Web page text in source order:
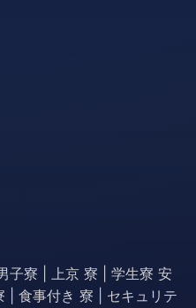
子寮 | 上京 寮 | 学生寮 安
| 食事付き 寮 | セキュリテ